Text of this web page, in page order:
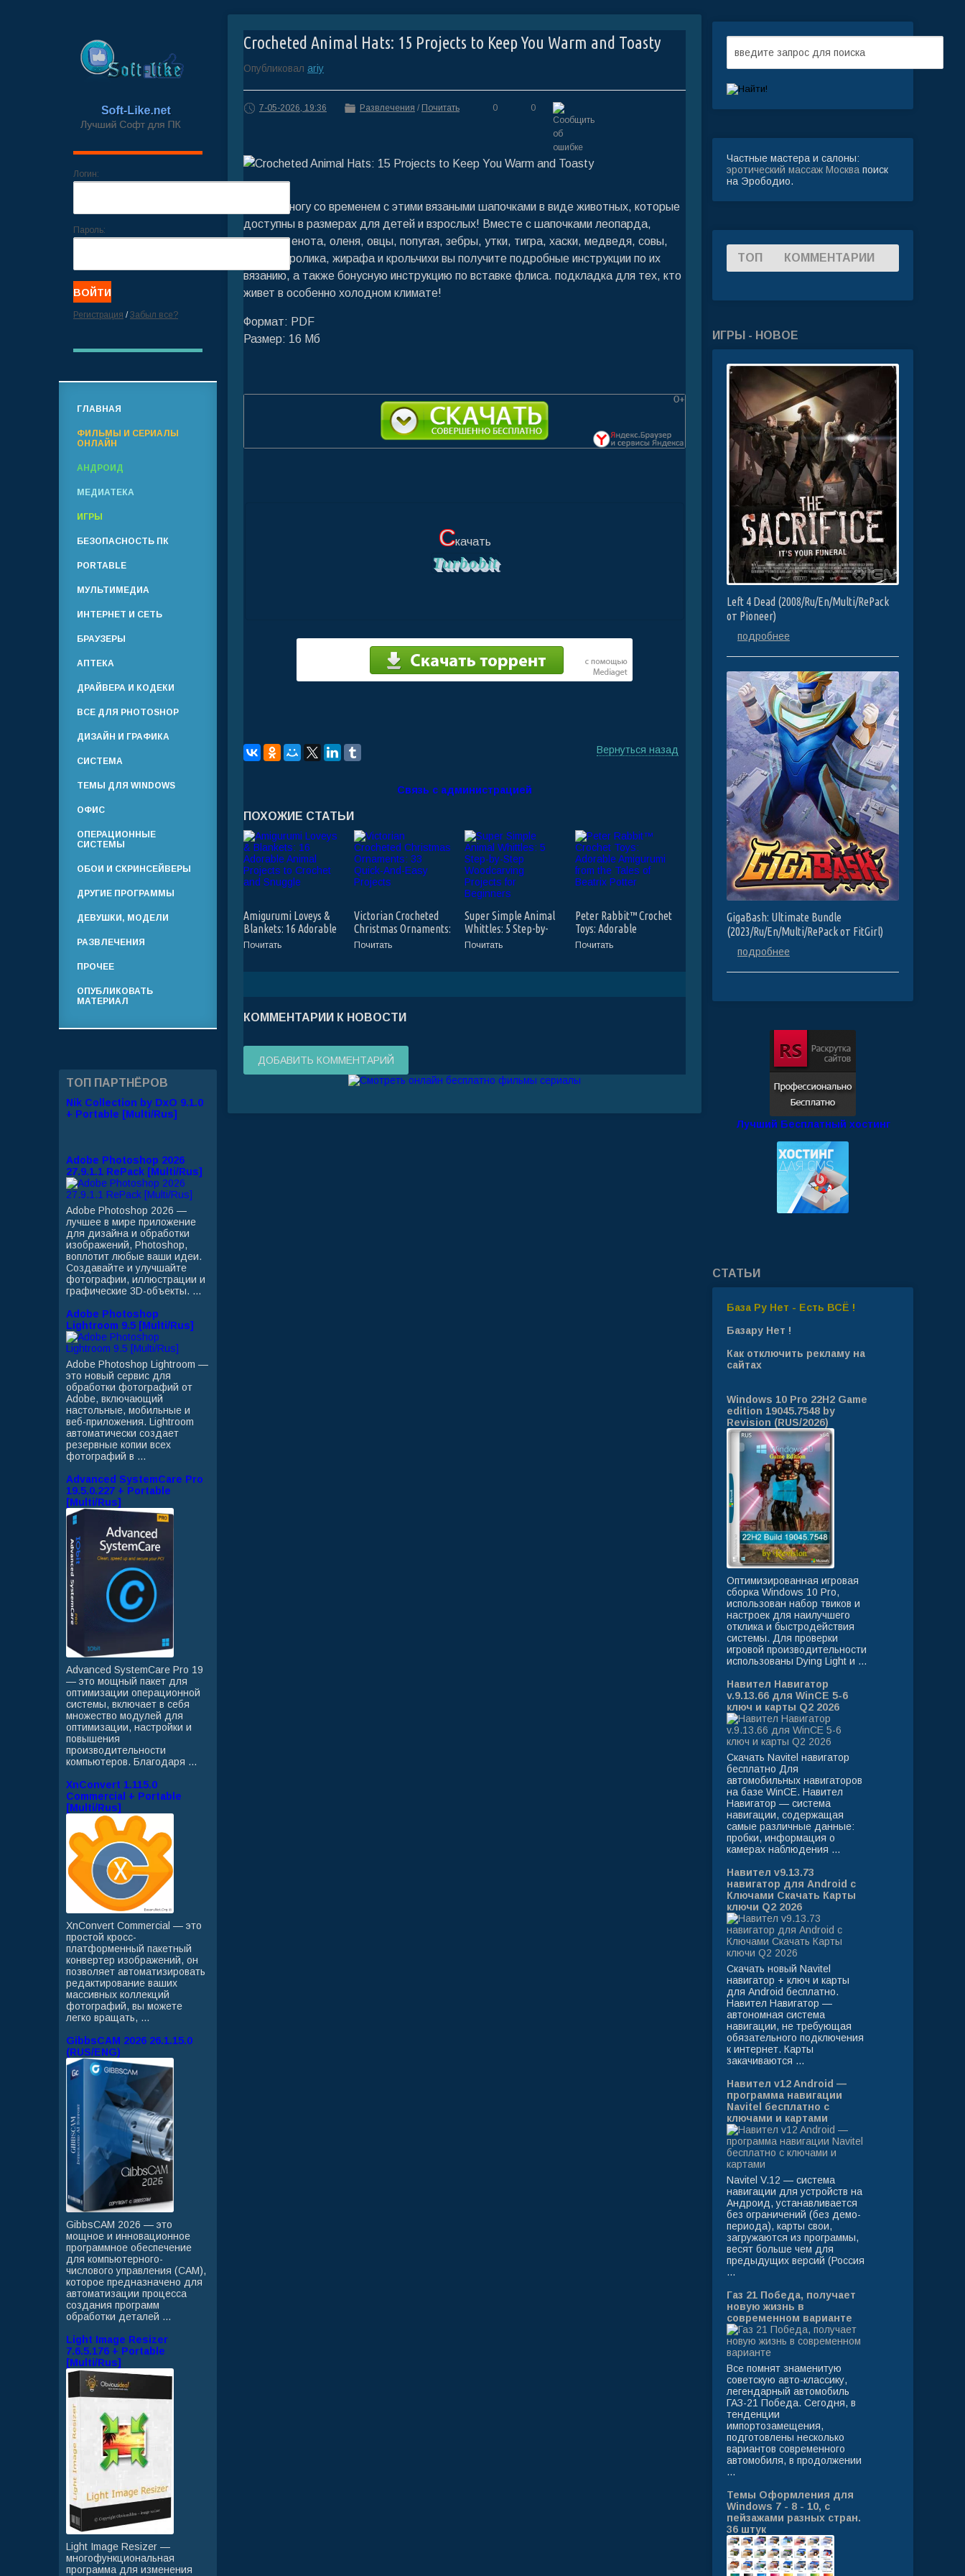
Crocheted Animal Hats: 15 Projects to Keep You Warm and Toasty
Опубликовал ariy
7-05-2026, 19:36 Развлечения / Почитать 0 0
Идите в ногу со временем с этими вязаными шапочками в виде животных, которые
доступны в размерах для детей и взрослых! Вместе с шапочками леопарда,
лягушки, енота, оленя, овцы, попугая, зебры, утки, тигра, хаски, медведя, совы,
свиньи, кролика, жирафа и крольчихи вы получите подробные инструкции по их
вязанию, а также бонусную инструкцию по вставке флиса. подкладка для тех, кто
живет в особенно холодном климате!
Формат: PDF
Размер: 16 Мб
Скачать
Turbobit
Вернуться назад
Связь с администрацией
ПОХОЖИЕ СТАТЬИ
Amigurumi Loveys &
Blankets: 16 Adorable
Animal Projects to
Почитать
Victorian Crocheted
Christmas Ornaments:
33 Quick-And-Easy
Почитать
Super Simple Animal
Whittles: 5 Step-by-
Step Woodcarving
Почитать
Peter Rabbit™ Crochet
Toys: Adorable
Amigurumi from the
Почитать
КОММЕНТАРИИ К НОВОСТИ
ДОБАВИТЬ КОММЕНТАРИЙ
Логин:
Пароль:
Регистрация /Забыл все?
ГЛАВНАЯ
ФИЛЬМЫ И СЕРИАЛЫ
ОНЛАЙН
АНДРОИД
МЕДИАТЕКА
ИГРЫ
БЕЗОПАСНОСТЬ ПК
PORTABLE
МУЛЬТИМЕДИА
ИНТЕРНЕТ И СЕТЬ
БРАУЗЕРЫ
АПТЕКА
ДРАЙВЕРА И КОДЕКИ
ВСЕ ДЛЯ PHOTOSHOP
ДИЗАЙН И ГРАФИКА
СИСТЕМА
ТЕМЫ ДЛЯ WINDOWS
ОФИС
ОПЕРАЦИОННЫЕ
СИСТЕМЫ
ОБОИ И СКРИНСЕЙВЕРЫ
ДРУГИЕ ПРОГРАММЫ
ДЕВУШКИ, МОДЕЛИ
РАЗВЛЕЧЕНИЯ
ПРОЧЕЕ
ОПУБЛИКОВАТЬ
МАТЕРИАЛ
ТОП ПАРТНЁРОВ
Nik Collection by DxO 9.1.0
+ Portable [Multi/Rus]
Adobe Photoshop 2026
27.9.1.1 RePack [Multi/Rus]
Adobe Photoshop 2026 —
лучшее в мире приложение
для дизайна и обработки
изображений, Photoshop,
воплотит любые ваши идеи.
Создавайте и улучшайте
фотографии, иллюстрации и
графические 3D-объекты. ...
Adobe Photoshop
Lightroom 9.5 [Multi/Rus]
Adobe Photoshop Lightroom —
это новый сервис для
обработки фотографий от
Adobe, включающий
настольные, мобильные и
веб-приложения. Lightroom
автоматически создает
резервные копии всех
фотографий в ...
Advanced SystemCare Pro
19.5.0.227 + Portable
[Multi/Rus]
Advanced SystemCare Pro 19
— это мощный пакет для
оптимизации операционной
системы, включает в себя
множество модулей для
оптимизации, настройки и
повышения
производительности
компьютеров. Благодаря ...
XnConvert 1.115.0
Commercial + Portable
[Multi/Rus]
XnConvert Commercial — это
простой кросс-
платформенный пакетный
конвертер изображений, он
позволяет автоматизировать
редактирование ваших
массивных коллекций
фотографий, вы можете
легко вращать, ...
GibbsCAM 2026 26.1.15.0
(RUS/ENG)
GibbsCAM 2026 — это
мощное и инновационное
программное обеспечение
для компьютерного-
числового управления (CAM),
которое предназначено для
автоматизации процесса
создания программ
обработки деталей ...
Light Image Resizer
7.6.5.176 + Portable
[Multi/Rus]
Light Image Resizer —
многофункциональная
программа для изменения
Частные мастера и салоны:
эротический массаж Москва поиск
на Эрободио.
ТОП КОММЕНТАРИИ
ИГРЫ - НОВОЕ
Left 4 Dead (2008/Ru/En/Multi/RePack
от Pioneer)
подробнее
GigaBash: Ultimate Bundle
(2023/Ru/En/Multi/RePack от FitGirl)
подробнее
Лучший Бесплатный хостинг
СТАТЬИ
База Ру Нет - Есть ВСЁ !
Базару Нет !
Как отключить рекламу на
сайтах
Windows 10 Pro 22H2 Game
edition 19045.7548 by
Revision (RUS/2026)
Оптимизированная игровая
сборка Windows 10 Pro,
использован набор твиков и
настроек для наилучшего
отклика и быстродействия
системы. Для проверки
игровой производительности
использованы Dying Light и ...
Навител Навигатор
v.9.13.66 для WinCE 5-6
ключ и карты Q2 2026
Скачать Navitel навигатор
бесплатно Для
автомобильных навигаторов
на базе WinCE. Навител
Навигатор — система
навигации, содержащая
самые различные данные:
пробки, информация о
камерах наблюдения ...
Навител v9.13.73
навигатор для Android с
Ключами Скачать Карты
ключи Q2 2026
Скачать новый Navitel
навигатор + ключ и карты
для Android бесплатно.
Навител Навигатор —
автономная система
навигации, не требующая
обязательного подключения
к интернет. Карты
закачиваются ...
Навител v12 Android —
программа навигации
Navitel бесплатно с
ключами и картами
Navitel V.12 — система
навигации для устройств на
Андроид, устанавливается
без ограничений (без демо-
периода), карты свои,
загружаются из программы,
весят больше чем для
предыдущих версий (Россия
...
Газ 21 Победа, получает
новую жизнь в
современном варианте
Все помнят знаменитую
советскую авто-классику,
легендарный автомобиль
ГАЗ-21 Победа. Сегодня, в
тенденции
импортозамещения,
подготовлены несколько
вариантов современного
автомобиля, в продолжении
...
Темы Оформления для
Windows 7 - 8 - 10, с
пейзажами разных стран.
36 штук